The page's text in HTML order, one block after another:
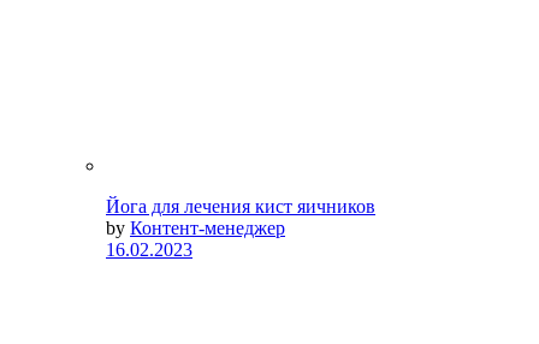
Йога для лечения кист яичников
by Контент-менеджер
16.02.2023